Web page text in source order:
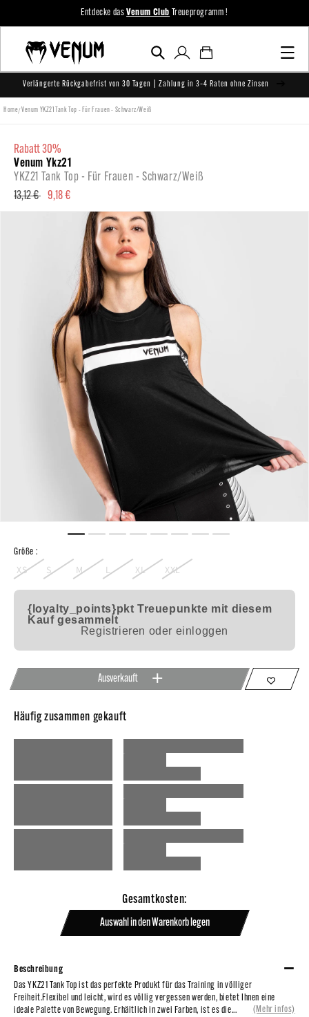
Inhalt
Entdecke dasVenum Club Treueprogramm !
EinloggenWarenkorb
Verlängerte Rückgabefrist von 30 Tagen | Zahlung in 3–4 Raten ohne Zinsen
Home/Venum YKZ21 Tank Top - Für Frauen - Schwarz/Weiß
rabatt 30%
Venum Ykz21
YKZ21 Tank Top - Für Frauen - Schwarz/Weiß
Normaler
13,12 € Verkaufspreis
9,18 €
Größe :
XS S M L XL XXL
{loyalty_points}pkt Treuepunkte mit diesem
Kauf gesammelt
Registrieren oder einloggen
Ausverkauft
Häufig zusammen gekauft
Gesamtkosten:
Auswahl in den Warenkorb legen
Beschreibung
Das YKZ21 Tank Top ist das perfekte Produkt für das Training in völliger Freiheit.
Flexibel und leicht, wird es völlig vergessen werden, bietet Ihnen eine ideale
Das YKZ21 Tank Top ist das perfekte Produkt für das Training in völliger
Freiheit.Flexibel und leicht, wird es völlig vergessen werden, bietet Ihnen eine
ideale Palette von Bewegung. Erhältlich in zwei Farben, ist es die...
(Mehr infos)